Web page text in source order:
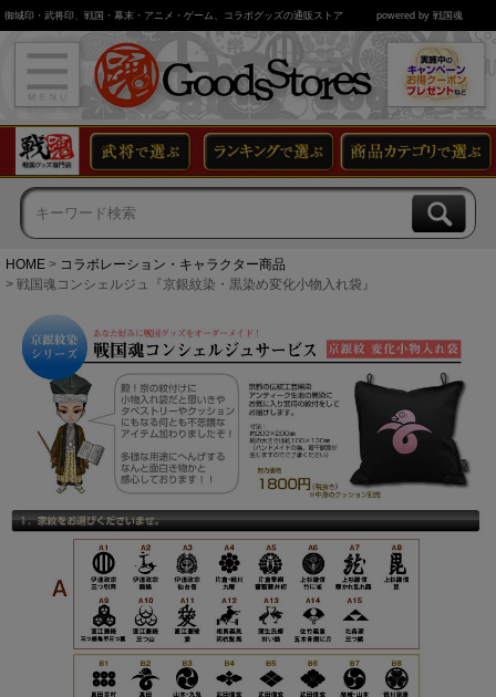
御城印・武将印、戦国・幕末・アニメ・ゲーム、コラボグッズの通販ストア powered by 戦国魂
HOME
コラボレーション・キャラクター商品
戦国魂コンシェルジュ『京銀紋染・黒染め変化小物入れ袋』